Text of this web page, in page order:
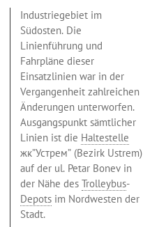
Industriegebiet im
Südosten. Die
Linienführung und
Fahrpläne dieser
Einsatzlinien war in der
Vergangenheit zahlreichen
Änderungen unterworfen.
Ausgangspunkt sämtlicher
Linien ist die Haltestelle
жк”Устрем” (Bezirk Ustrem)
auf der ul. Petar Bonev in
der Nähe des Trolleybus-
Depots im Nordwesten der
Stadt.